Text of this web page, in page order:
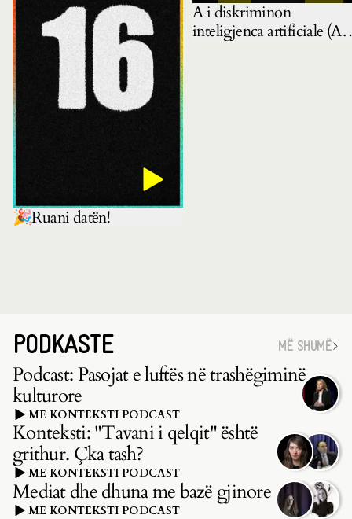
🎉Ruani datën!
A i diskriminon
inteligjenca artificiale (AI)
PODKASTE MË SHUMË
Podcast: Pasojat e luftës në trashëgiminë
kulturore
ME KONTEKSTI PODCAST
Konteksti: "Tavani i qelqit" është
grithur. Çka tash?
ME KONTEKSTI PODCAST
Mediat dhe dhuna me bazë gjinore
ME KONTEKSTI PODCAST